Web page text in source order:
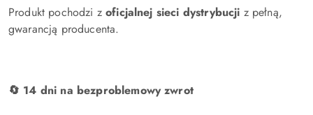
Produkt pochodzi zoficjalnej sieci dystrybucji z pełną,
gwarancją producenta.
🔄 14 dni na bezproblemowy zwrot